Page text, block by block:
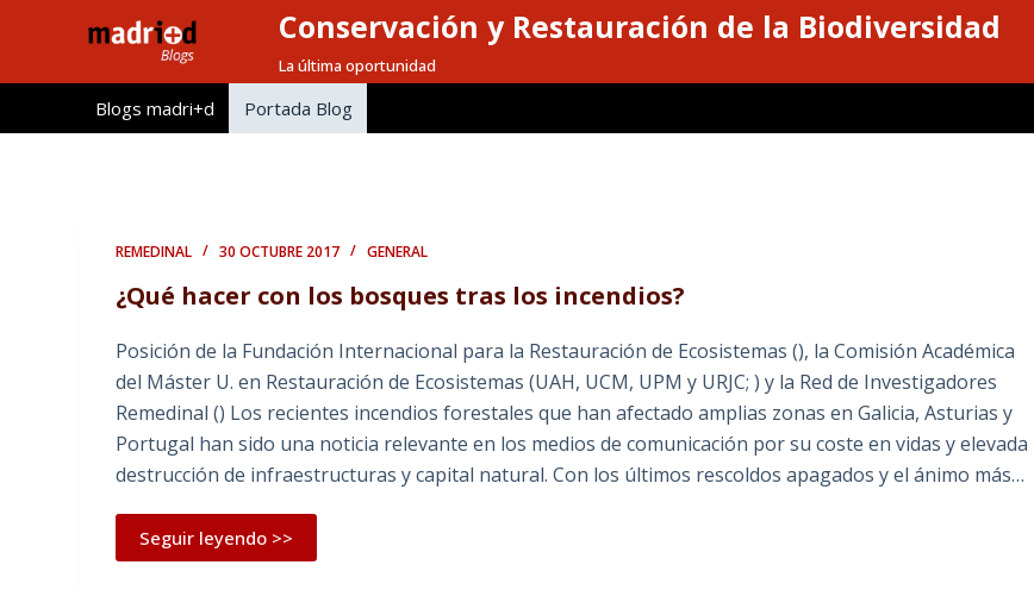
l
Conservación y Restauración de la Biodiversidad
La última oportunidad
Blogs madri+d Portada Blog
REMEDINAL 30 OCTUBRE 2017 GENERAL
¿Qué hacer con los bosques tras los incendios?
Posición de la Fundación Internacional para la Restauración de Ecosistemas (), la Comisión Académica
del Máster U. en Restauración de Ecosistemas (UAH, UCM, UPM y URJC; ) y la Red de Investigadores
Remedinal () Los recientes incendios forestales que han afectado amplias zonas en Galicia, Asturias y
Portugal han sido una noticia relevante en los medios de comunicación por su coste en vidas y elevada
destrucción de infraestructuras y capital natural. Con los últimos rescoldos apagados y el ánimo más…
Seguir leyendo >>